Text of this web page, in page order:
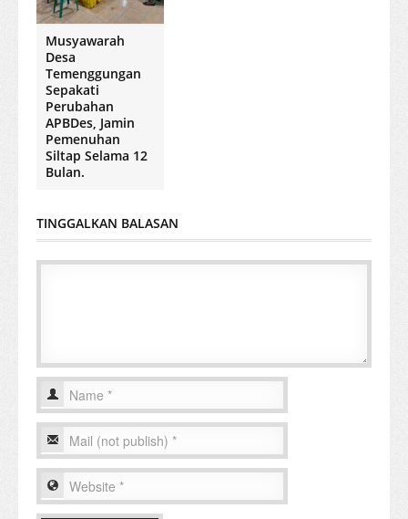
Musyawarah
Desa
Temenggungan
Sepakati
Perubahan
APBDes, Jamin
Pemenuhan
Siltap Selama 12
Bulan.
TINGGALKAN BALASAN